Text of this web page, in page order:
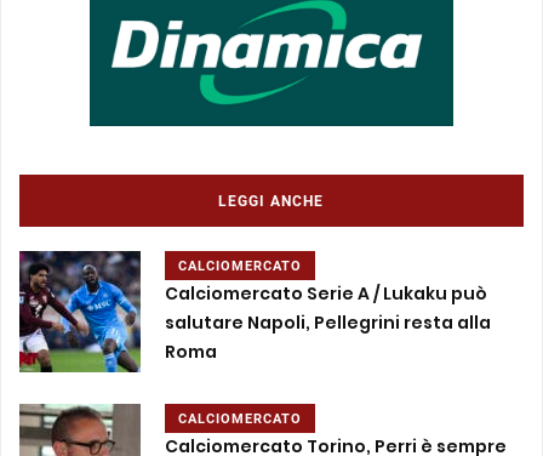
LEGGI ANCHE
CALCIOMERCATO
Calciomercato Serie A / Lukaku può
salutare Napoli, Pellegrini resta alla
Roma
CALCIOMERCATO
Calciomercato Torino, Perri è sempre